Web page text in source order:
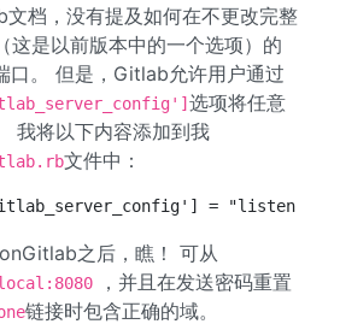
档，没有提及如何在不更改完整
这是以前版本中的一个选项）的
口。 但是，Gitlab允许用户通过
选项将任意
我将以下内容添加到我
文件中：
= "listen
之后，瞧！ 可从
，并且在发送密码重置
链接时包含正确的域。